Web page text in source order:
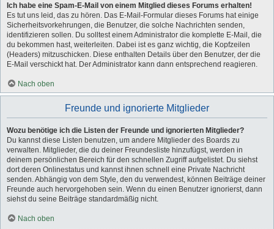
Ich habe eine Spam-E-Mail von einem Mitglied dieses Forums erhalten!
Es tut uns leid, das zu hören. Das E-Mail-Formular dieses Forums hat einige
Sicherheitsvorkehrungen, die Benutzer, die solche Nachrichten senden,
identifizieren sollen. Du solltest einem Administrator die komplette E-Mail, die
du bekommen hast, weiterleiten. Dabei ist es ganz wichtig, die Kopfzeilen
(Headers) mitzuschicken. Diese enthalten Details über den Benutzer, der die
E-Mail verschickt hat. Der Administrator kann dann entsprechend reagieren.
Nach oben
Freunde und ignorierte Mitglieder
Wozu benötige ich die Listen der Freunde und ignorierten Mitglieder?
Du kannst diese Listen benutzen, um andere Mitglieder des Boards zu
verwalten. Mitglieder, die du deiner Freundesliste hinzufügst, werden in
deinem persönlichen Bereich für den schnellen Zugriff aufgelistet. Du siehst
dort deren Onlinestatus und kannst ihnen schnell eine Private Nachricht
senden. Abhängig von dem Style, den du verwendest, können Beiträge deiner
Freunde auch hervorgehoben sein. Wenn du einen Benutzer ignorierst, dann
siehst du seine Beiträge standardmäßig nicht.
Nach oben